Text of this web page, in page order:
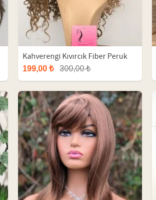
Kahverengi Kıvırcık Fiber Peruk
199,00 ₺ 300,00 ₺